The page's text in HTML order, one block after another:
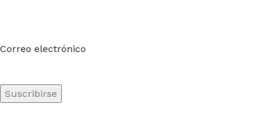
Correo electrónico